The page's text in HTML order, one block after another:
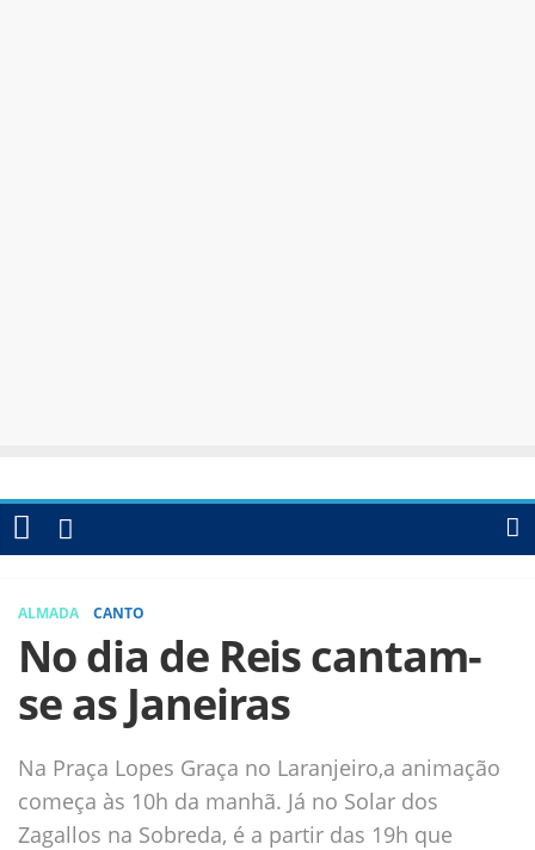
ALMADA CANTO
No dia de Reis cantam-
se as Janeiras
Na Praça Lopes Graça no Laranjeiro,a animação
começa às 10h da manhã. Já no Solar dos
Zagallos na Sobreda, é a partir das 19h que